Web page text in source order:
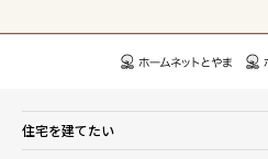
住宅を建てたい